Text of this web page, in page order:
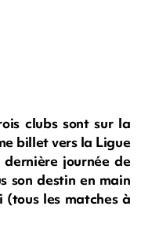
clubs sont sur la
billet vers la Ligue
journée de
son destin en main
les matches à